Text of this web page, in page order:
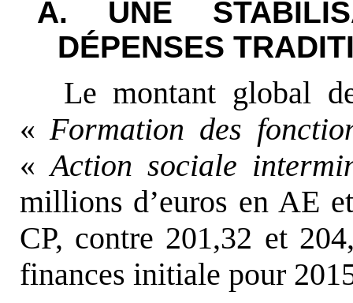
A. UNE
DÉPENSES
Le montant global
«Formation des
« Action sociale
millions d’euros en AE
CP, contre 201,32 et
finances initiale pour